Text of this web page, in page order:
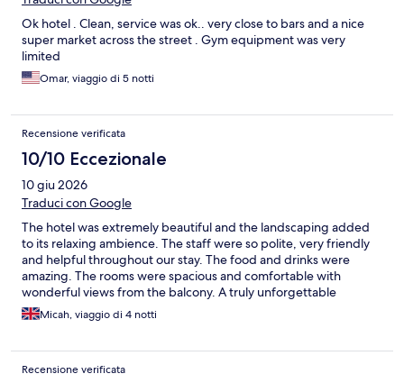
Ok hotel . Clean, service was ok.. very close to bars and a nice
super market across the street . Gym equipment was very
limited
Omar, viaggio di 5 notti
Recensione verificata
10/10 Eccezionale
10 giu 2026
Traduci con Google
The hotel was extremely beautiful and the landscaping added
to its relaxing ambience. The staff were so polite, very friendly
and helpful throughout our stay. The food and drinks were
amazing. The rooms were spacious and comfortable with
wonderful views from the balcony. A truly unforgettable
experience.
Micah, viaggio di 4 notti
Recensione verificata